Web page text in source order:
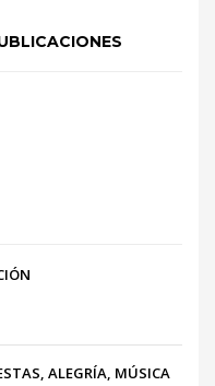
ALEGRÍA, MÚSICA